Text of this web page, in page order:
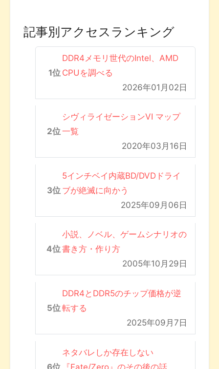
記事別アクセスランキング
DDR4メモリ世代のIntel、AMD
CPUを調べる
2026年01月02日
シヴィライゼーションVI マップ
一覧
2020年03月16日
5インチベイ内蔵BD/DVDドライ
ブが絶滅に向かう
2025年09月06日
小説、ノベル、ゲームシナリオの
書き方・作り方
2005年10月29日
DDR4とDDR5のチップ価格が逆
転する
2025年09月7日
ネタバレしか存在しない
『Fate/Zero』のその後の話